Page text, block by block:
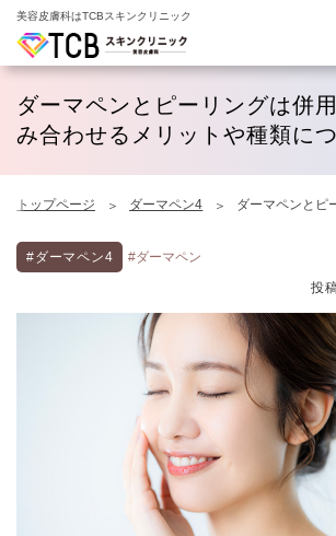
美容皮膚科はTCBスキンクリニック
ダーマペンとピーリングは併
み合わせるメリットや種類に
トップページ ダーマペン4 ダーマペンとピ
#ダーマペン4
#ダーマペン
投